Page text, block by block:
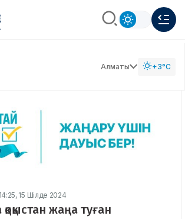
Алматы +3°C
14:25, 15 Шілде 2024
жаңа туған